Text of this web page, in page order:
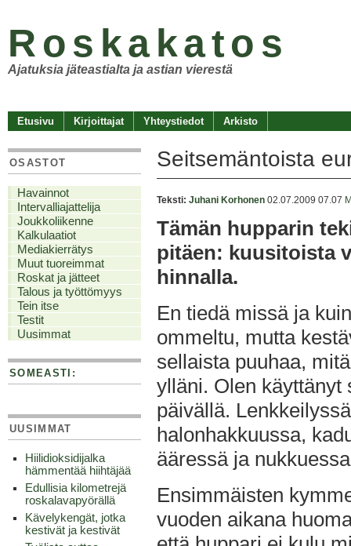
Roskakatos
Ajatuksia jäteastialta ja astian vierestä
Etusivu Kirjoittajat Yhteystiedot Arkisto
Seitsemäntoista
Teksti: Juhani Korhonen 02.07.2009 07.07
Tämän hupparin
pitäen: kuusitoista
hinnalla.
En tiedä missä ja
ommeltu, mutta
sellaista puuhaa,
ylläni. Olen käyttänyt
päivällä.
halonhakkuussa,
ääressä ja
Ensimmäisten
vuoden aikana
OSASTOT
Havainnot
Intervalliajattelija
Joukkoliikenne
Kalkulaatiot
Mediakierrätys
Muut tuoreimmat
Roskat ja jätteet
Talous ja työttömyys
Tein itse
Testit
Uusimmat
SOMEASTI:
UUSIMMAT
Hiilidioksidijalka
hämmentää hiihtäjää
Edullisia kilometrejä
roskalavapyörällä
Kävelykengät, jotka
kestivät ja kestivät